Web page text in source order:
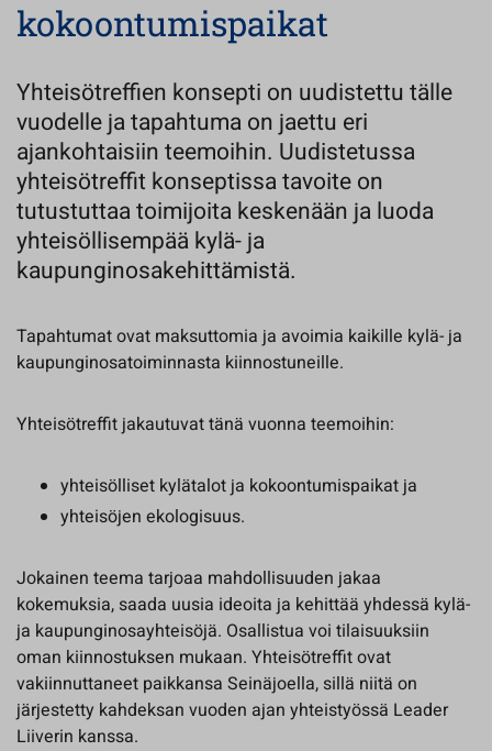
kokoontumispaikat
Yhteisötreffien konsepti on uudistettu tälle
vuodelle ja tapahtuma on jaettu eri
ajankohtaisiin teemoihin. Uudistetussa
yhteisötreffit konseptissa tavoite on
tutustuttaa toimijoita keskenään ja luoda
yhteisöllisempää kylä- ja
kaupunginosakehittämistä.
Tapahtumat ovat maksuttomia ja avoimia kaikille kylä- ja
kaupunginosatoiminnasta kiinnostuneille.
Yhteisötreffit jakautuvat tänä vuonna teemoihin:
yhteisölliset kylätalot ja kokoontumispaikat ja
yhteisöjen ekologisuus.
Jokainen teema tarjoaa mahdollisuuden jakaa
kokemuksia, saada uusia ideoita ja kehittää yhdessä kylä-
ja kaupunginosayhteisöjä. Osallistua voi tilaisuuksiin
oman kiinnostuksen mukaan. Yhteisötreffit ovat
vakiinnuttaneet paikkansa Seinäjoella, sillä niitä on
järjestetty kahdeksan vuoden ajan yhteistyössä Leader
Liiverin kanssa.